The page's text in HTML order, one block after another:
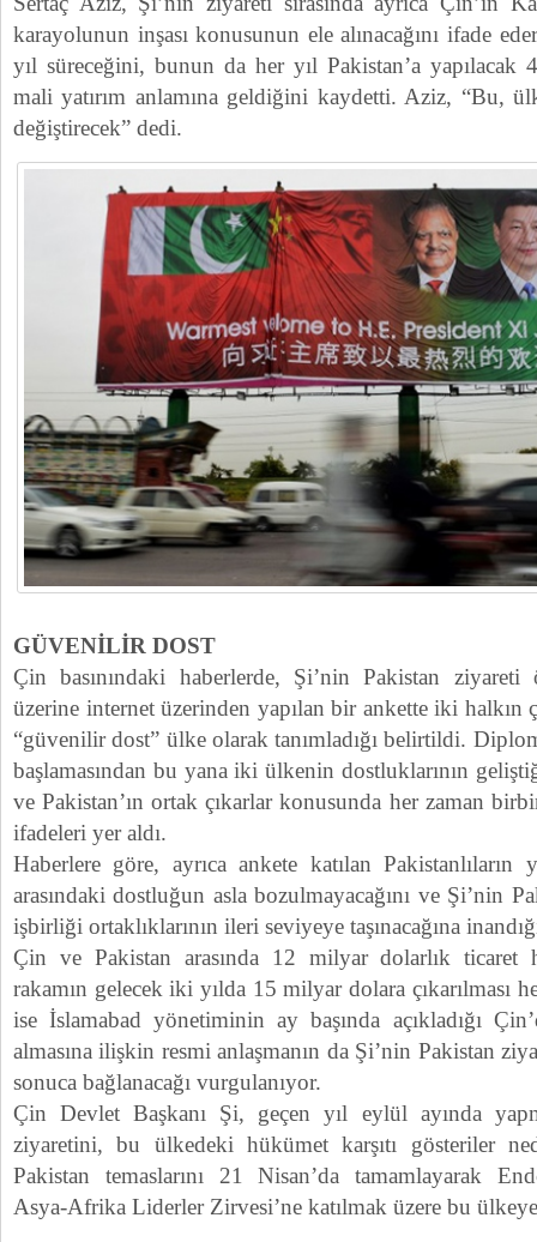
karayolunun inşası konusunun ele alınacağını ifade
yıl süreceğini, bunun da her yıl Pakistan’a yapılacak
mali yatırım anlamına geldiğini kaydetti. Aziz, “Bu,
değiştirecek” dedi.
GÜVENİLİR DOST
Çin basınındaki haberlerde, Şi’nin Pakistan
üzerine internet üzerinden yapılan bir ankette iki
“güvenilir dost” ülke olarak tanımladığı belirtildi.
başlamasından bu yana iki ülkenin dostluklarının
ve Pakistan’ın ortak çıkarlar konusunda her zaman
ifadeleri yer aldı.
Haberlere göre, ayrıca ankete katılan Pakistanlıların
arasındaki dostluğun asla bozulmayacağını ve Şi’nin
işbirliği ortaklıklarının ileri seviyeye taşınacağına
Çin ve Pakistan arasında 12 milyar dolarlık
rakamın gelecek iki yılda 15 milyar dolara çıkarılması
ise İslamabad yönetiminin ay başında açıkladığı
almasına ilişkin resmi anlaşmanın da Şi’nin Pakistan
sonuca bağlanacağı vurgulanıyor.
Çin Devlet Başkanı Şi, geçen yıl eylül ayında
ziyaretini, bu ülkedeki hükümet karşıtı gösteriler
Pakistan temaslarını 21 Nisan’da tamamlayarak
Asya-Afrika Liderler Zirvesi’ne katılmak üzere bu